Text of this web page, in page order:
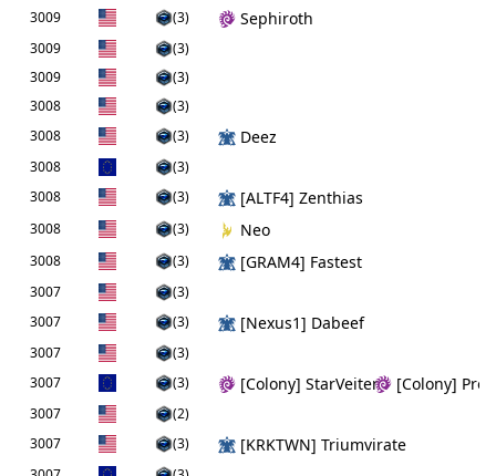
3009 (3) Sephiroth
3009
(3)
3009
(3)
3008
(3)
3008
(3) Deez
3008
(3)
3008
(3) [ALTF4] Zenthias
3008 (3) Neo
3008 (3) [GRAM4] Fastest
3007
(3)
3007
(3) [Nexus1] Dabeef
3007
(3)
3007
(3) [Colony] StarVeiter [Colony]
3007
(2)
3007
(3) [KRKTWN] Triumvirate